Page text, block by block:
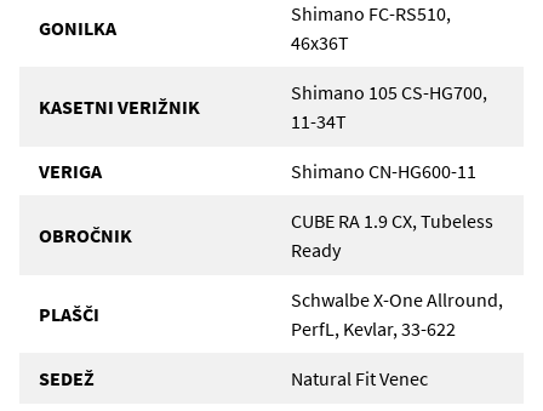
GONILKA
Shimano FC-RS510,
46x36T
KASETNI VERIŽNIK
Shimano 105 CS-HG700,
11-34T
VERIGA Shimano CN-HG600-11
OBROČNIK
CUBE RA 1.9 CX, Tubeless
Ready
PLAŠČI
Schwalbe X-One Allround,
PerfL, Kevlar, 33-622
SEDEŽ Natural Fit Venec